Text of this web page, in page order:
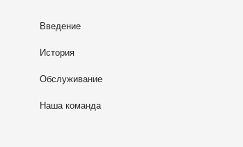
Введение
История
Обслуживание
Наша команда